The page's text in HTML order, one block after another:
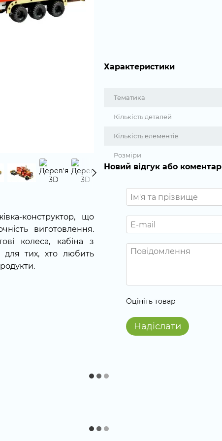
конструктор, що
виготовлення.
колеса, кабіна з
для тих, хто любить
Характеристики
Тематика
Кількість деталей
Кількість елементів
Розміри
Новий відгук або коментар
Оцініть товар
Надіслати